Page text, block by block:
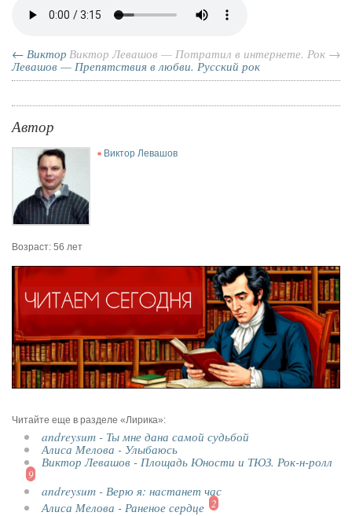
Виктор Левашов — Потратил в интернете. Рок →
← Виктор
Левашов — Препятствия в любви. Русский рок
Автор
Виктор Левашов
Возраст: 56 лет
Читайте еще в разделе «Лирика»:
andreysum - Ты мне дана самой судьбой
Алиса Мелова - Улыбаюсь
Виктор Левашов - Площадь Юности и ТЮЗ. Рок-н-ролл
9
andreysum - Верю я: настанет час
Алиса Мелова - Раненое сердце 2